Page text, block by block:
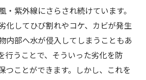
・紫外線にさらされ続けています。
化してひび割れやコケ、カビが発生
内部へ水が侵入してしまうこともあ
行うことで、そういった劣化を防
つことができます。しかし、これを